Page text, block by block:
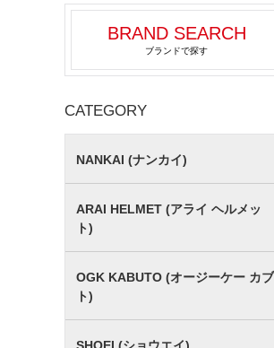
BRAND SEARCH
ブランドで探す
CATEGORY
NANKAI (ナンカイ)
ARAI HELMET (アライ ヘルメッ
ト)
OGK KABUTO (オージーケー カブ
ト)
SHOEI (ショウエイ)